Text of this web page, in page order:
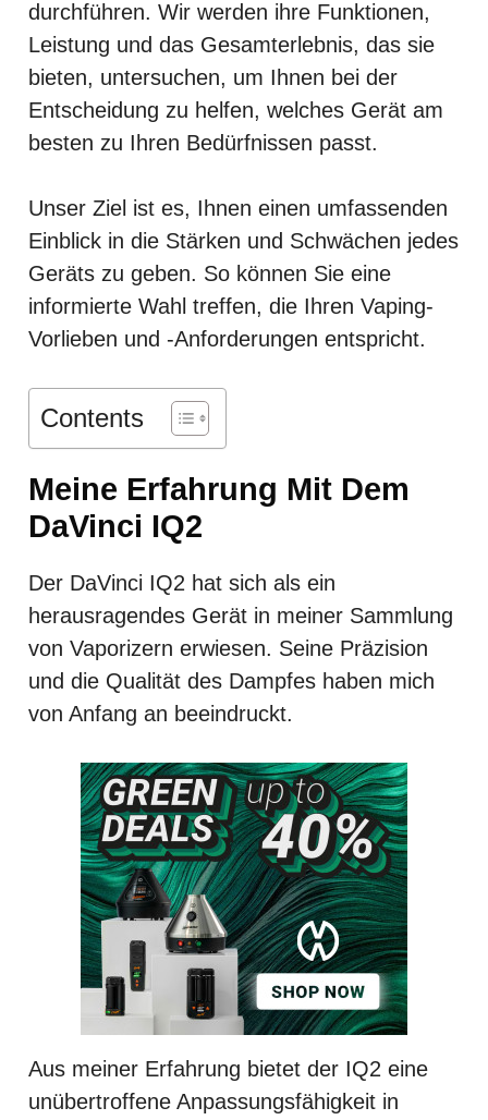
durchführen. Wir werden ihre Funktionen,
Leistung und das Gesamterlebnis, das sie
bieten, untersuchen, um Ihnen bei der
Entscheidung zu helfen, welches Gerät am
besten zu Ihren Bedürfnissen passt.
Unser Ziel ist es, Ihnen einen umfassenden
Einblick in die Stärken und Schwächen jedes
Geräts zu geben. So können Sie eine
informierte Wahl treffen, die Ihren Vaping-
Vorlieben und -Anforderungen entspricht.
Contents
Meine Erfahrung Mit Dem
DaVinci IQ2
Der DaVinci IQ2 hat sich als ein
herausragendes Gerät in meiner Sammlung
von Vaporizern erwiesen. Seine Präzision
und die Qualität des Dampfes haben mich
von Anfang an beeindruckt.
Aus meiner Erfahrung bietet der IQ2 eine
unübertroffene Anpassungsfähigkeit in